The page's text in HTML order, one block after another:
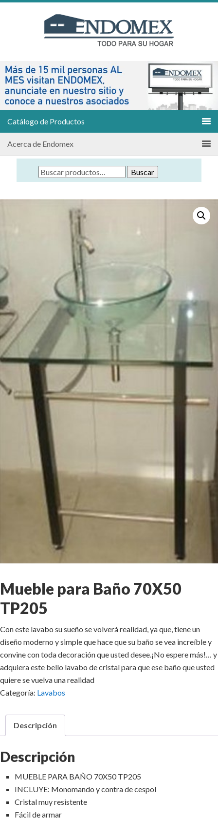
Catálogo de Productos
Acerca de Endomex
Buscar
Mueble para Baño 70X50
TP205
Con este lavabo su sueño se volverá realidad, ya que, tiene un
diseño moderno y simple que hace que su baño se vea increíble y
convine con toda decoración que usted desee.¡No espere más!… y
adquiera este bello lavabo de cristal para que ese baño que usted
quiere se vuelva una realidad
Categoría: Lavabos
Descripción
Descripción
MUEBLE PARA BAÑO 70X50 TP205
INCLUYE: Monomando y contra de cespol
Cristal muy resistente
Fácil de armar